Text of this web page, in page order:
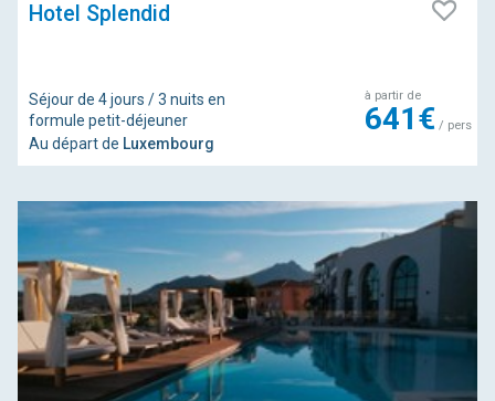
Hotel Splendid
Séjour de 4 jours / 3 nuits en
formule petit-déjeuner
Au départ de Luxembourg
à partir de
641€/ pers